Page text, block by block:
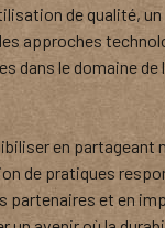
de qualité,
approches
dans le domaine
en partageant
de pratiques
partenaires et en